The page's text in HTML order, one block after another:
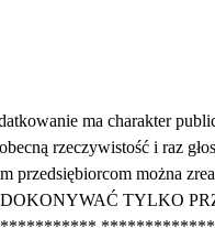
ma charakter
rzeczywistość i raz
przedsiębiorcom można
TYLKO